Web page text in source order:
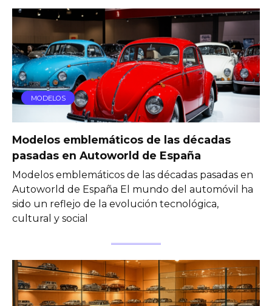
MODELOS
Modelos emblemáticos de las décadas
pasadas en Autoworld de España
Modelos emblemáticos de las décadas pasadas en
Autoworld de España El mundo del automóvil ha
sido un reflejo de la evolución tecnológica,
cultural y social